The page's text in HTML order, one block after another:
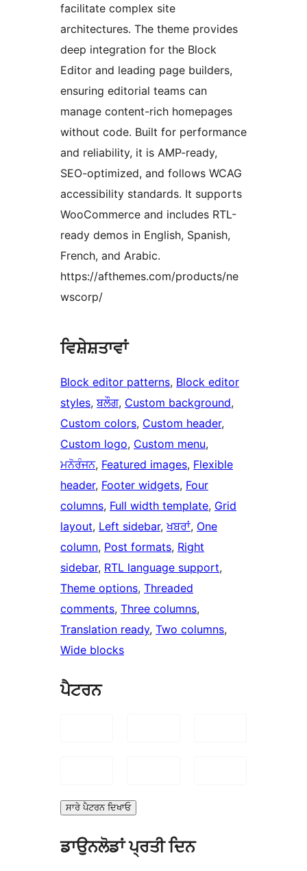
facilitate complex site
architectures. The theme provides
deep integration for the Block
Editor and leading page builders,
ensuring editorial teams can
manage content-rich homepages
without code. Built for performance
and reliability, it is AMP-ready,
SEO-optimized, and follows WCAG
accessibility standards. It supports
WooCommerce and includes RTL-
ready demos in English, Spanish,
French, and Arabic.
https://afthemes.com/products/ne
wscorp/
ਵਿਸ਼ੇਸ਼ਤਾਵਾਂ
Block editor patterns, Block editor
styles, ਬਲੌਗ, Custom background
Custom colors, Custom header
Custom logo, Custom menu
ਮਨੋਰੰਜਨ, Featured images, Flexible
header, Footer widgets, Four
columns, Full width template, Grid
layout, Left sidebar, ਖਬਰਾਂ, One
column, Post formats, Right
sidebar, RTL language support
Theme options, Threaded
comments, Three columns
Translation ready, Two columns
Wide blocks
ਪੈਟਰਨ
ਸਾਰੇ ਪੈਟਰਨ ਦਿਖਾਓ
ਡਾਉਨਲੋਡਾਂ ਪ੍ਰਤੀ ਦਿਨ